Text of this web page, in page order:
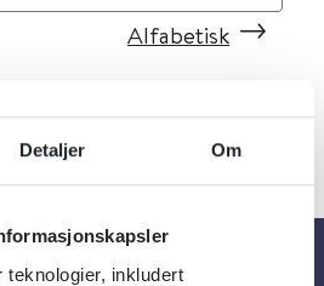
Detaljer Om
teknologier, inkludert
Alfabetisk